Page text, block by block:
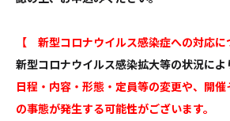
【 新型コロナウイルス感染症への対応
新型コロナウイルス感染拡大等の状況によ
日程・内容・形態・定員等の変更や、開
の事態が発生する可能性がございます。